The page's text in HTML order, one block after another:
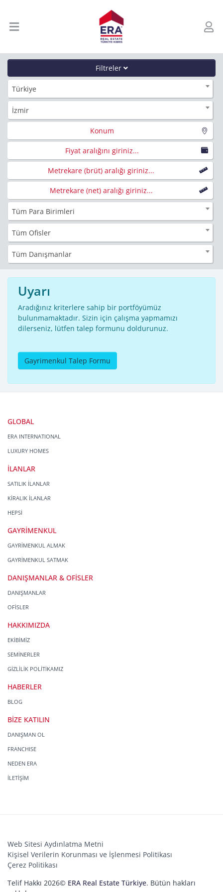
Filtreler
Türkiye
İzmir
Konum
Fiyat aralığını giriniz...
Metrekare (brüt) aralığı giriniz...
Metrekare (net) aralığı giriniz...
Tüm Para Birimleri
Tüm Ofisler
Tüm Danışmanlar
Uyarı
Aradığınız kriterlere sahip bir portföyümüz
bulunmamaktadır. Sizin için çalışma yapmamızı
dilerseniz, lütfen talep formunu doldurunuz.
Gayrimenkul Talep Formu
GLOBAL
ERA INTERNATIONAL
LUXURY HOMES
İLANLAR
SATILIK İLANLAR
KİRALIK İLANLAR
HEPSİ
GAYRİMENKUL
GAYRİMENKUL ALMAK
GAYRİMENKUL SATMAK
DANIŞMANLAR & OFİSLER
DANIŞMANLAR
OFİSLER
HAKKIMIZDA
EKİBİMİZ
SEMİNERLER
GİZLİLİK POLİTİKAMIZ
HABERLER
BLOG
BİZE KATILIN
DANIŞMAN OL
FRANCHISE
NEDEN ERA
İLETİŞİM
Web Sitesi Aydınlatma Metni
Kişisel Verilerin Korunması ve İşlenmesi Politikası
Çerez Politikası
Telif Hakkı 2026© ERA Real Estate Türkiye. Bütün hakları